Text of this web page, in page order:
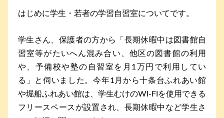
はじめに学生・若者の学習自習室についてです。
学生さん、保護者の方から「長期休暇中は図書館自
習室等がたいへん混み合い、他区の図書館の利用
や、予備校や塾の自習室を月1万円で利用してい
る」と伺いました。今年1月から十条台ふれあい館
や堀船ふれあい館は、学生むけのWI-FIを使用できる
フリースペースが設置され、長期休暇中など学生さ